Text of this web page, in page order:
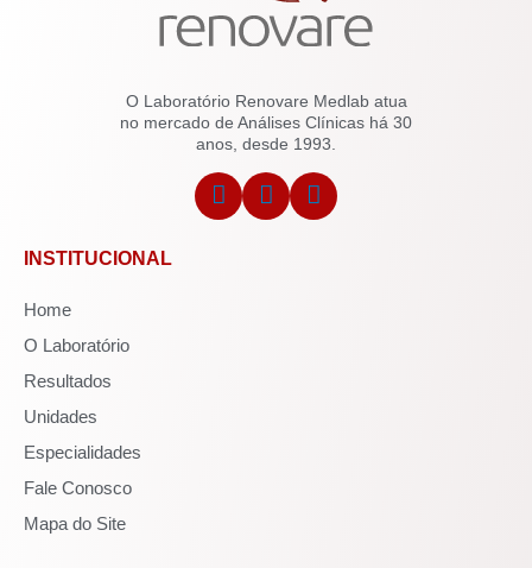
O Laboratório Renovare Medlab atua
no mercado de Análises Clínicas há 30
anos, desde 1993.
INSTITUCIONAL
Home
O Laboratório
Resultados
Unidades
Especialidades
Fale Conosco
Mapa do Site